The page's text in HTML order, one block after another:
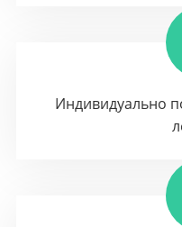
Индивидуально